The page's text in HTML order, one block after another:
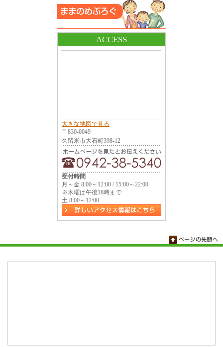
ACCESS
大きな地図で見る
〒830-0049
久留米市大石町398-12
受付時間
月～金 8:00～12:00 / 15:00～22:00
※木曜は午後18時まで
土 8:00～12:00